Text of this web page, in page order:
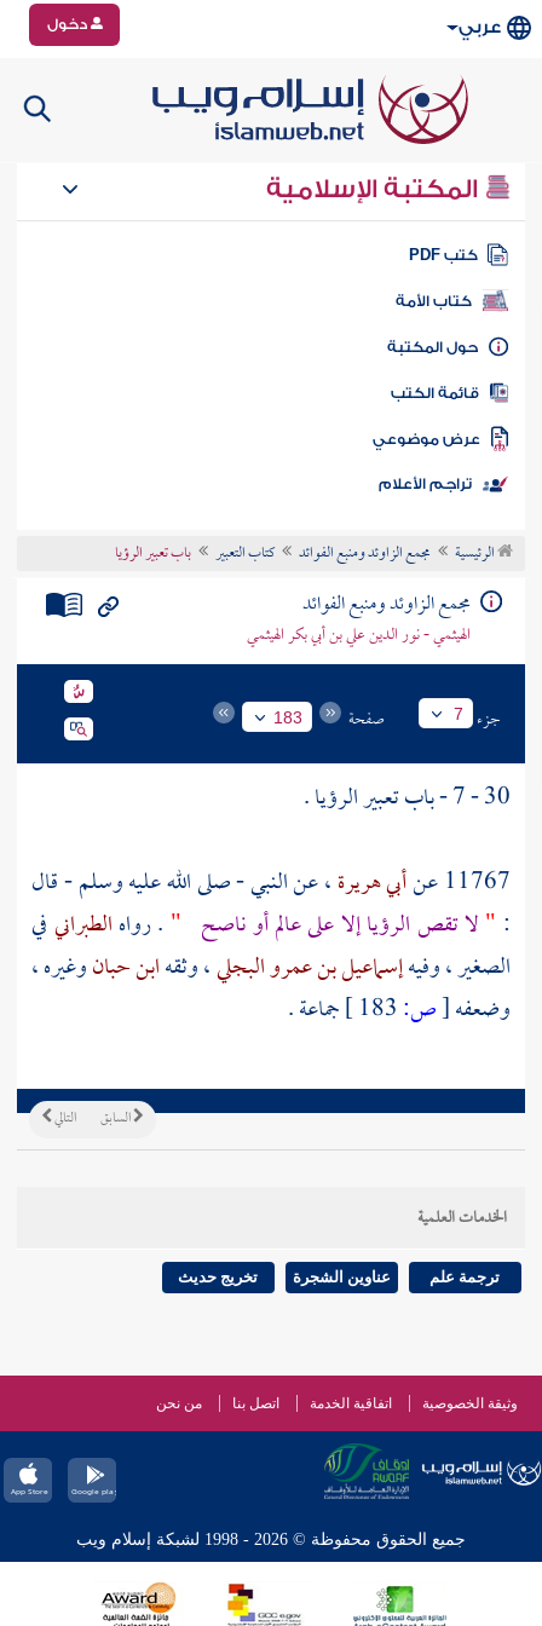
عربي دخول
المكتبة الإسلامية
كتب PDF
كتاب الأمة
المكتبة
الكتب
موضوعي
تراجم الأعلام
الرئيسية مجمع الزاوئد ومنبع الفوائد كتاب التعبير باب تعبير الرؤيا
مجمع الزاوئد ومنبع الفوائد
الهيثمي - نور الدين علي بن أبي بكر الهيثمي
جزء 7 صفحة 183
30 - 7 - باب تعبير الرؤيا .
11767 عن
أبي هريرة، عن النبي - صلى الله عليه وسلم - قال
:
"لا تقص الرؤيا إلا على عالم أو ناصح " . رواهالطبرانيفي
الصغير ، وفيهإسماعيل بن عمرو البجلي، وثقهابن حبانوغيره ،
وضعفه[ص: جماعة .
التالي السابق
الخدمات العلمية
ترجمة علم عناوين الشجرة تخريج حديث
وثيقة الخصوصية اتفاقية الخدمة اتصل بنا من نحن
جميع الحقوق محفوظة © 2026 - 1998 لشبكة إسلام ويب